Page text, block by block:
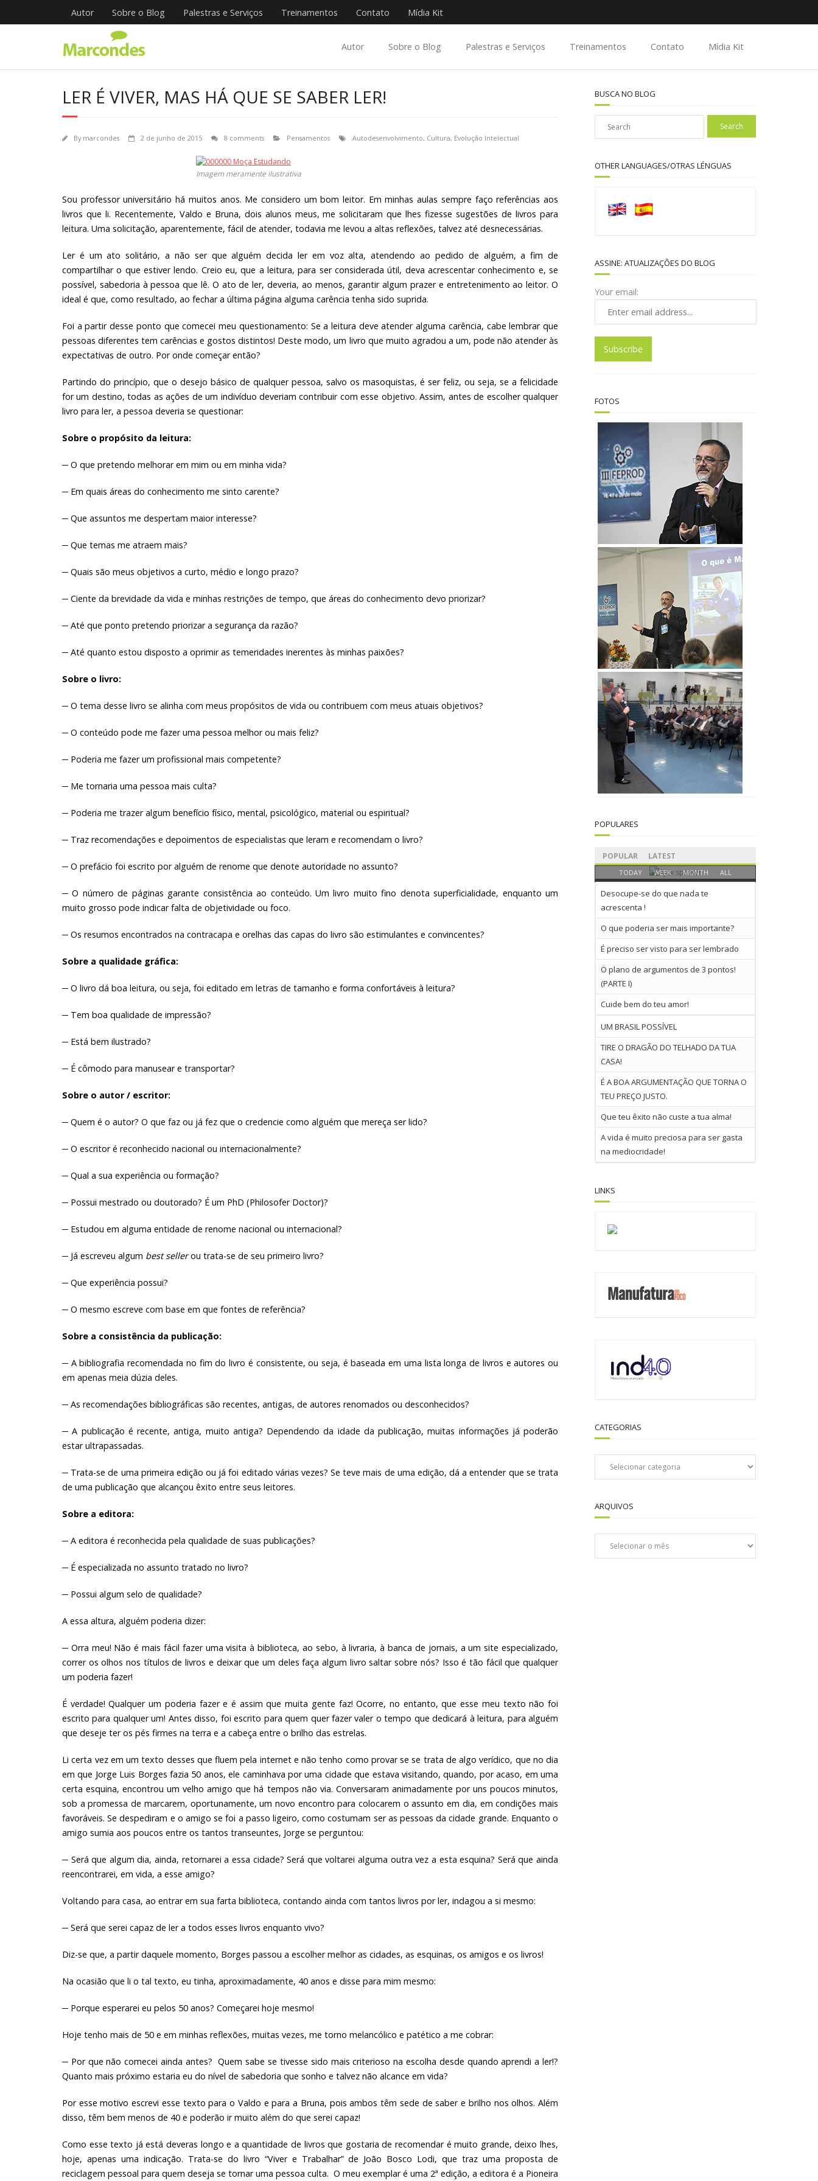
Autor Sobre o Blog Palestras e Serviços Treinamentos Contato Mídia Kit
Autor Sobre o Blog Palestras e Serviços Treinamentos Contato Mídia Kit
LER É VIVER, MAS HÁ QUE SE SABER LER!
By marcondes 2 de junho de 2015 8 comments Pensamentos Autodesenvolvimento, Cultura, Evolução Intelectual
Imagem meramente ilustrativa
Sou professor universitário há muitos anos. Me considero um bom leitor. Em minhas aulas sempre faço referências aos
livros que li. Recentemente, Valdo e Bruna, dois alunos meus, me solicitaram que lhes fizesse sugestões de livros para
leitura. Uma solicitação, aparentemente, fácil de atender, todavia me levou a altas reflexões, talvez até desnecessárias.
Ler é um ato solitário, a não ser que alguém decida ler em voz alta, atendendo ao pedido de alguém, a fim de
compartilhar o que estiver lendo. Creio eu, que a leitura, para ser considerada útil, deva acrescentar conhecimento e, se
possível, sabedoria à pessoa que lê. O ato de ler, deveria, ao menos, garantir algum prazer e entretenimento ao leitor. O
ideal é que, como resultado, ao fechar a última página alguma carência tenha sido suprida.
Foi a partir desse ponto que comecei meu questionamento: Se a leitura deve atender alguma carência, cabe lembrar que
pessoas diferentes tem carências e gostos distintos! Deste modo, um livro que muito agradou a um, pode não atender às
expectativas de outro. Por onde começar então?
Partindo do princípio, que o desejo básico de qualquer pessoa, salvo os masoquistas, é ser feliz, ou seja, se a felicidade
for um destino, todas as ações de um indivíduo deveriam contribuir com esse objetivo. Assim, antes de escolher qualquer
livro para ler, a pessoa deveria se questionar:
Sobre o propósito da leitura:
─ O que pretendo melhorar em mim ou em minha vida?
─ Em quais áreas do conhecimento me sinto carente?
─ Que assuntos me despertam maior interesse?
─ Que temas me atraem mais?
─ Quais são meus objetivos a curto, médio e longo prazo?
─ Ciente da brevidade da vida e minhas restrições de tempo, que áreas do conhecimento devo priorizar?
─ Até que ponto pretendo priorizar a segurança da razão?
─ Até quanto estou disposto a oprimir as temeridades inerentes às minhas paixões?
Sobre o livro:
─ O tema desse livro se alinha com meus propósitos de vida ou contribuem com meus atuais objetivos?
─ O conteúdo pode me fazer uma pessoa melhor ou mais feliz?
─ Poderia me fazer um profissional mais competente?
─ Me tornaria uma pessoa mais culta?
─ Poderia me trazer algum benefício físico, mental, psicológico, material ou espiritual?
─ Traz recomendações e depoimentos de especialistas que leram e recomendam o livro?
─ O prefácio foi escrito por alguém de renome que denote autoridade no assunto?
─ O número de páginas garante consistência ao conteúdo. Um livro muito fino denota superficialidade, enquanto um
muito grosso pode indicar falta de objetividade ou foco.
─ Os resumos encontrados na contracapa e orelhas das capas do livro são estimulantes e convincentes?
Sobre a qualidade gráfica:
─ O livro dá boa leitura, ou seja, foi editado em letras de tamanho e forma confortáveis à leitura?
─ Tem boa qualidade de impressão?
─ Está bem ilustrado?
─ É cômodo para manusear e transportar?
Sobre o autor / escritor:
─ Quem é o autor? O que faz ou já fez que o credencie como alguém que mereça ser lido?
─ O escritor é reconhecido nacional ou internacionalmente?
─ Qual a sua experiência ou formação?
─ Possui mestrado ou doutorado? É um PhD (Philosofer Doctor)?
─ Estudou em alguma entidade de renome nacional ou internacional?
─ Já escreveu algum best sellerou trata-se de seu primeiro livro?
─ Que experiência possui?
─ O mesmo escreve com base em que fontes de referência?
Sobre a consistência da publicação:
─ A bibliografia recomendada no fim do livro é consistente, ou seja, é baseada em uma lista longa de livros e autores ou
em apenas meia dúzia deles.
─ As recomendações bibliográficas são recentes, antigas, de autores renomados ou desconhecidos?
─ A publicação é recente, antiga, muito antiga? Dependendo da idade da publicação, muitas informações já poderão
estar ultrapassadas.
─ Trata-se de uma primeira edição ou já foi editado várias vezes? Se teve mais de uma edição, dá a entender que se trata
de uma publicação que alcançou êxito entre seus leitores.
Sobre a editora:
─ A editora é reconhecida pela qualidade de suas publicações?
─ É especializada no assunto tratado no livro?
─ Possui algum selo de qualidade?
A essa altura, alguém poderia dizer:
─ Orra meu! Não é mais fácil fazer uma visita à biblioteca, ao sebo, à livraria, à banca de jornais, a um site especializado,
correr os olhos nos títulos de livros e deixar que um deles faça algum livro saltar sobre nós? Isso é tão fácil que qualquer
um poderia fazer!
É verdade! Qualquer um poderia fazer e é assim que muita gente faz! Ocorre, no entanto, que esse meu texto não foi
escrito para qualquer um! Antes disso, foi escrito para quem quer fazer valer o tempo que dedicará à leitura, para alguém
que deseje ter os pés firmes na terra e a cabeça entre o brilho das estrelas.
Li certa vez em um texto desses que fluem pela internet e não tenho como provar se se trata de algo verídico, que no dia
em que Jorge Luis Borges fazia 50 anos, ele caminhava por uma cidade que estava visitando, quando, por acaso, em uma
certa esquina, encontrou um velho amigo que há tempos não via. Conversaram animadamente por uns poucos minutos,
sob a promessa de marcarem, oportunamente, um novo encontro para colocarem o assunto em dia, em condições mais
favoráveis. Se despediram e o amigo se foi a passo ligeiro, como costumam ser as pessoas da cidade grande. Enquanto o
amigo sumia aos poucos entre os tantos transeuntes, Jorge se perguntou:
─ Será que algum dia, ainda, retornarei a essa cidade? Será que voltarei alguma outra vez a esta esquina? Será que ainda
reencontrarei, em vida, a esse amigo?
Voltando para casa, ao entrar em sua farta biblioteca, contando ainda com tantos livros por ler, indagou a si mesmo:
─ Será que serei capaz de ler a todos esses livros enquanto vivo?
Diz-se que, a partir daquele momento, Borges passou a escolher melhor as cidades, as esquinas, os amigos e os livros!
Na ocasião que li o tal texto, eu tinha, aproximadamente, 40 anos e disse para mim mesmo:
─ Porque esperarei eu pelos 50 anos? Começarei hoje mesmo!
Hoje tenho mais de 50 e em minhas reflexões, muitas vezes, me torno melancólico e patético a me cobrar:
─ Por que não comecei ainda antes? Quem sabe se tivesse sido mais criterioso na escolha desde quando aprendi a ler!?
Quanto mais próximo estaria eu do nível de sabedoria que sonho e talvez não alcance em vida?
Por esse motivo escrevi esse texto para o Valdo e para a Bruna, pois ambos têm sede de saber e brilho nos olhos. Além
disso, têm bem menos de 40 e poderão ir muito além do que serei capaz!
Como esse texto já está deveras longo e a quantidade de livros que gostaria de recomendar é muito grande, deixo lhes,
hoje, apenas uma indicação. Trata-se do livro “Viver e Trabalhar” de João Bosco Lodi, que traz uma proposta de
reciclagem pessoal para quem deseja se tornar uma pessoa culta. O meu exemplar é uma 2ª edição, a editora é a Pioneira
BUSCA NO BLOG
OTHER LANGUAGES/OTRAS LÉNGUAS
ASSINE: ATUALIZAÇÕES DO BLOG
Your email:
FOTOS
POPULARES
POPULAR LATEST
TODAY WEEK MONTH ALL
Desocupe-se do que nada te
acrescenta !
O que poderia ser mais importante?
É preciso ser visto para ser lembrado
O plano de argumentos de 3 pontos!
(PARTE I)
Cuide bem do teu amor!
UM BRASIL POSSÍVEL
TIRE O DRAGÃO DO TELHADO DA TUA
CASA!
É A BOA ARGUMENTAÇÃO QUE TORNA O
TEU PREÇO JUSTO.
Que teu êxito não custe a tua alma!
A vida é muito preciosa para ser gasta
na mediocridade!
LINKS
CATEGORIAS
Categorias
ARQUIVOS
Arquivos